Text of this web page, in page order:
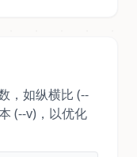
，如纵横比 (--
(--v)，以优化